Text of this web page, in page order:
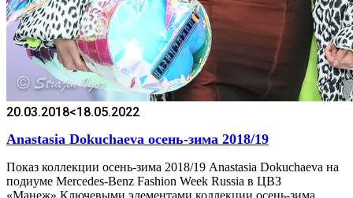
20.03.2018<18.05.2022
Anastasia Dokuchaeva осень-зима 2018/19
Показ коллекции осень-зима 2018/19 Anastasia Dokuchaeva на
подиуме Mercedes-Benz Fashion Week Russia в ЦВЗ